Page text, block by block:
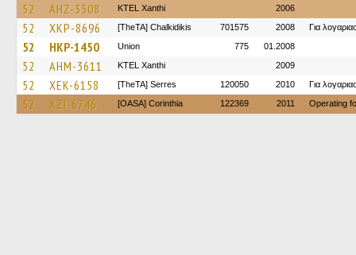
52 AHZ-3508 KTEL Xanthi 2006
52 XKP-8696 [TheTA] Chalkidikis 701575 2008 Για
52 HKP-1450 Union 775 01.2008
52 AHM-3611 KTEL Xanthi 2009
52 XEK-6158 [TheTA] Serres 120050 2010 Για
52 XZI-6746 [OASA] Corinthia 122369 2011 Operating